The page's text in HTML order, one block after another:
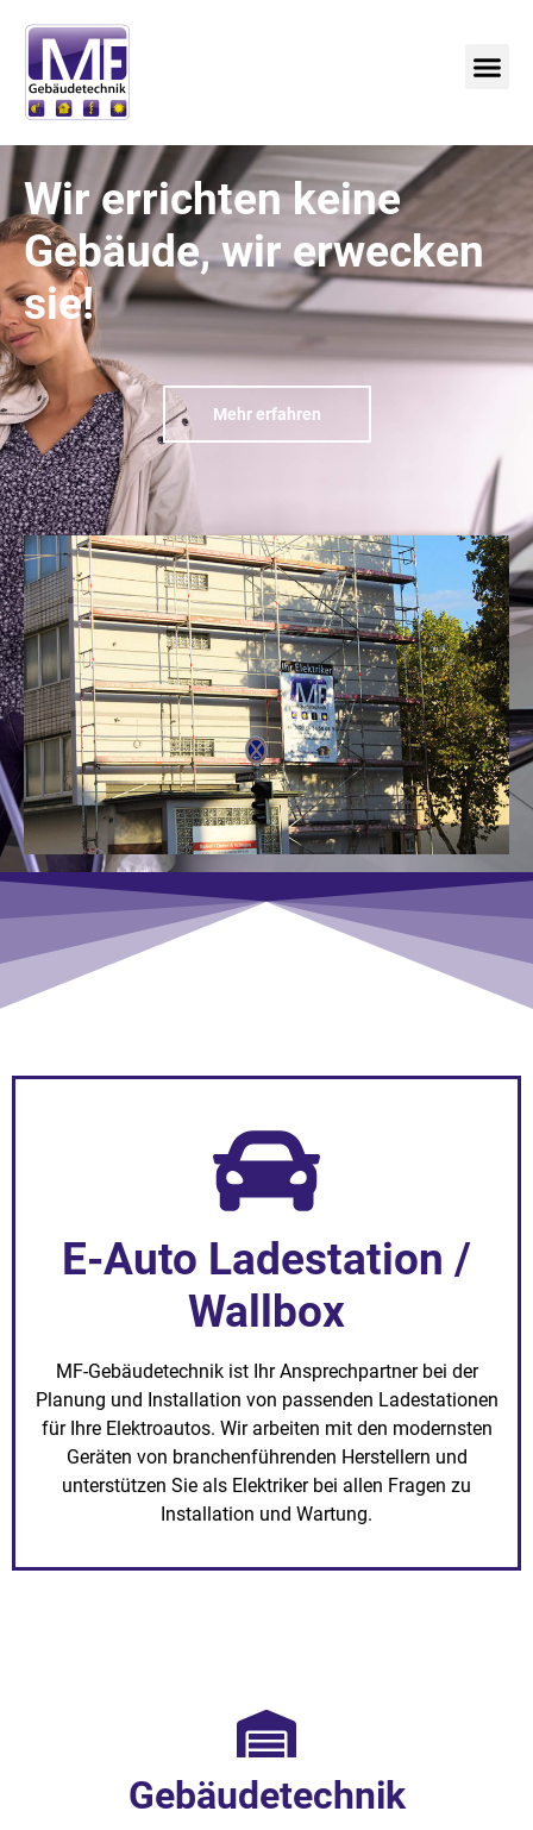
Wir errichten keine
Gebäude, wir erwecken
sie!
Mehr erfahren
E-Auto Ladestation /
Wallbox
MF-Gebäudetechnik ist Ihr Ansprechpartner bei der
Planung und Installation von passenden Ladestationen
für Ihre Elektroautos. Wir arbeiten mit den modernsten
Geräten von branchenführenden Herstellern und
unterstützen Sie als Elektriker bei allen Fragen zu
Installation und Wartung.
Gebäudetechnik